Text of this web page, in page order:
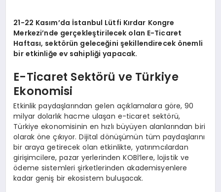
21-22 Kasım’da İstanbul Lütfi Kırdar Kongre
Merkezi’nde gerçekleştirilecek olan E-Ticaret
Haftası, sektörün geleceğini şekillendirecek önemli
bir etkinliğe ev sahipliği yapacak.
E-Ticaret Sektörü ve Türkiye
Ekonomisi
Etkinlik paydaşlarından gelen açıklamalara göre, 90
milyar dolarlık hacme ulaşan e-ticaret sektörü,
Türkiye ekonomisinin en hızlı büyüyen alanlarından biri
olarak öne çıkıyor. Dijital dönüşümün tüm paydaşlarını
bir araya getirecek olan etkinlikte, yatırımcılardan
girişimcilere, pazar yerlerinden KOBİ’lere, lojistik ve
ödeme sistemleri şirketlerinden akademisyenlere
kadar geniş bir ekosistem buluşacak.